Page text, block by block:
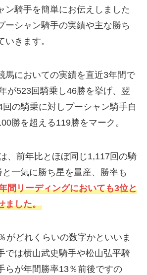
ン騎手を簡単にお伝えしました
ーシャン騎手の実績や主な勝ち
きます。
馬においての実績を直近3年間で
が523回騎乗し46勝を挙げ、翌
の騎乗に対しプーシャン騎手自
勝を超える119勝をマーク。
、前年比とほぼ同じ1,117回の騎
一気に勝ち星を量産、勝率も
間リーディングにおいても3位と
ました。
がどれくらいの数字かといいま
では横山武史騎手や松山弘平騎
らが年間勝率13％前後ですの